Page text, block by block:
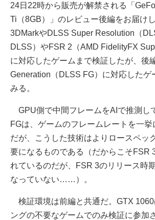
24日22時から販売が解禁される「
Ti（8GB）」のレビュー後編をお届けし
3DMarkやDLSS Super Resolution（
DLSS）やFSR 2（AMD FidelityFX
に対応したゲームまで検証したが、後
Generation（DLSS FG）に対応したゲ
みる。
GPU側で中間フレームをAIで推測し
FGは、ゲームのフレームレートを一
だが、こうした技術はよりロースペッ
要になるものである（だからこそFSR
れているのだが、FSR 3のリリース時
なっていない……）。
検証環境は前編と共通だ。GTX
ングの不要なゲームでのみ検証に参加